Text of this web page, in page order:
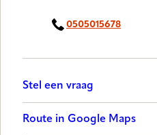
0505015678
Stel een vraag
Route in Google Maps